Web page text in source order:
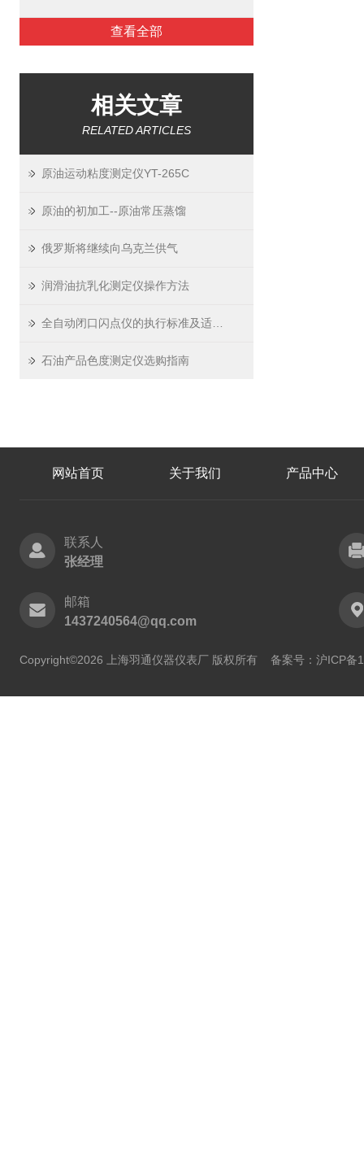
查看全部
相关文章
RELATED ARTICLES
原油运动粘度测定仪YT-265C
原油的初加工--原油常压蒸馏
俄罗斯将继续向乌克兰供气
润滑油抗乳化测定仪操作方法
石油产品色度测定仪选购指南
网站首页 关于我们 产品中心
联系人
张经理
邮箱
1437240564@qq.com
Copyright©2026 上海羽通仪器仪表厂 版权所有 备案号：沪ICP备